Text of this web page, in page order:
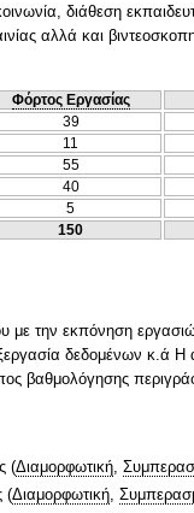
διάθεση
αλλά και
Φόρτος Εργασίας
39
11
55
40
5
150
με την εκπόνηση
δεδομένων κ.ά
βαθμολόγησης
(Διαμορφωτική
(Διαμορφωτική